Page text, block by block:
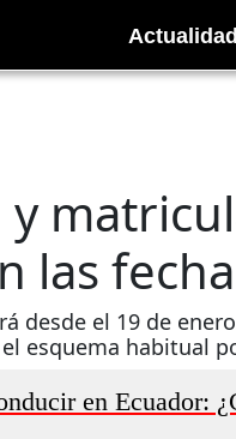
Actualidad
y
las
desde el 19 de
esquema habitual
en Ecuador: